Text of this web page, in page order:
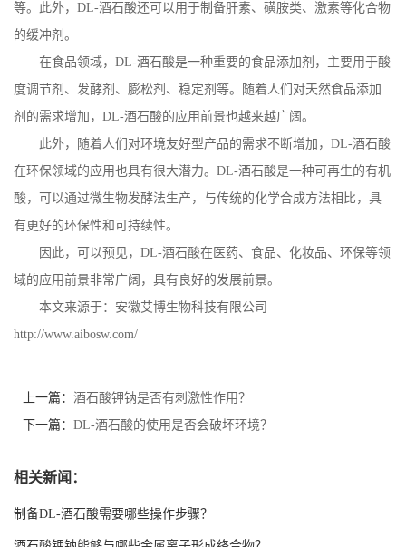
动
态
产
展
厅
书
誉
联
系
等。此外， DL-酒石酸还可以用于制备肝素、磺胺类、激素等化合物
的缓冲剂。
在食品领域， DL-酒石酸是一种重要的食品添加剂，主要用于酸
度调节剂、发酵剂、膨松剂、稳定剂等。随着人们对天然食品添加
剂的需求增加， DL-酒石酸的应用前景也越来越广阔。
此外，随着人们对环境友好型产品的需求不断增加， DL-酒石酸
在环保领域的应用也具有很大潜力。 DL-酒石酸是一种可再生的有机
酸，可以通过微生物发酵法生产，与传统的化学合成方法相比，具
有更好的环保性和可持续性。
因此，可以预见， DL-酒石酸在医药、食品、化妆品、环保等领
域的应用前景非常广阔，具有良好的发展前景。
本文来源于：安徽艾博生物科技有限公司
http://www.aibosw.com/
上一篇： 酒石酸钾钠是否有刺激性作用？
下一篇： DL-酒石酸的使用是否会破坏环境？
相关新闻：
制备DL-酒石酸需要哪些操作步骤？